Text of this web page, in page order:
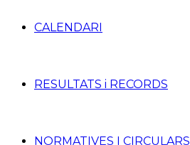
CALENDARI
RESULTATS i RECORDS
NORMATIVES I CIRCULARS